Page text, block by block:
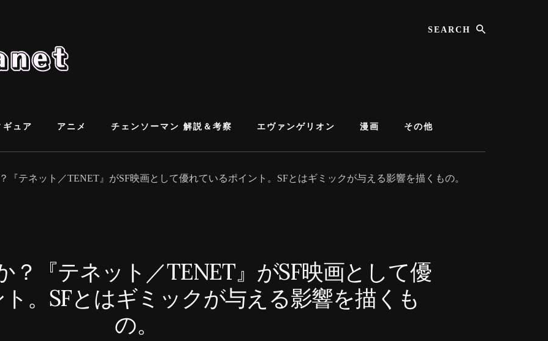
ギュア アニメ チェンソーマン 解説＆考察 エヴァンゲリオン 漫画 その他
『テネット／TENET』がSF映画として優れているポイント。SFとはギミックが与える影響を描くもの。
？『テネット／TENET』がSF映画として優
。SFとはギミックが与える影響を描くも
の。